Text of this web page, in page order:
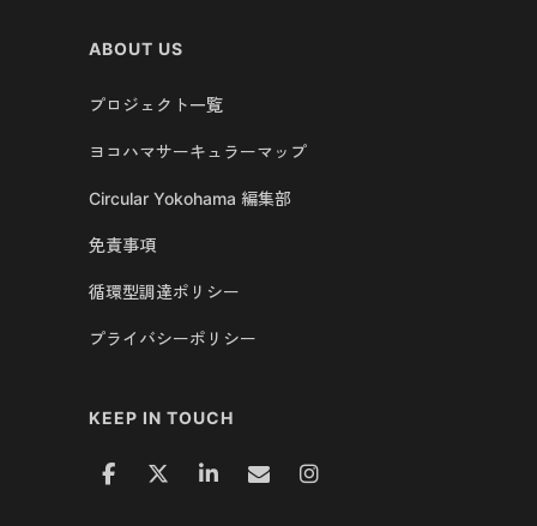
ABOUT US
プロジェクト一覧
ヨコハマサーキュラーマップ
Circular Yokohama 編集部
免責事項
循環型調達ポリシー
プライバシーポリシー
KEEP IN TOUCH